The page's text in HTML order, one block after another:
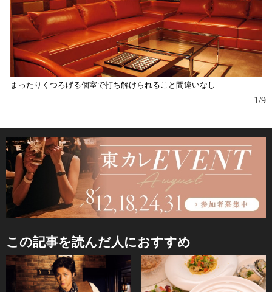
まったりくつろげる個室で打ち解けられること間違いなし
1/9
この記事を読んだ人におすすめ